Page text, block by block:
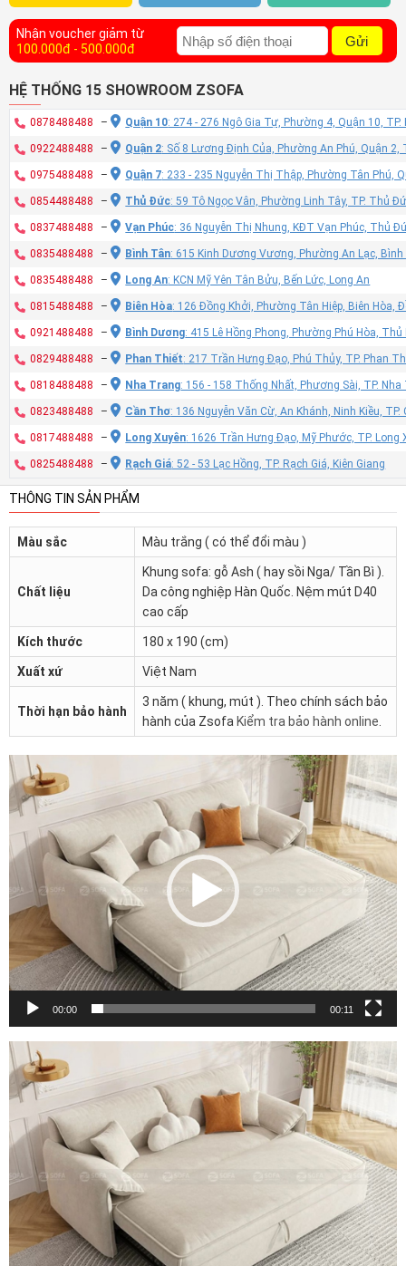
Nhận voucher giảm từ
100.000đ - 500.000đ
Gửi
HỆ THỐNG 15 SHOWROOM ZSOFA
0878488488 – Quận 10: 274 - 276 Ngô Gia Tự, Phường 4, Quận 10, TP.
0922488488 – Quận 2: Số 8 Lương Định Của, Phường An Phú, Quận 2,
0975488488 – Quận 7: 233 - 235 Nguyễn Thị Thập, Phường Tân Phú,
0854488488 – Thủ Đức: 59 Tô Ngọc Vân, Phường Linh Tây, TP. Thủ
0837488488 – Vạn Phúc: 36 Nguyễn Thị Nhung, KĐT Vạn Phúc, Thủ
0835488488 – Bình Tân: 615 Kinh Dương Vương, Phường An Lạc, Bình
0835488488 – Long An: KCN Mỹ Yên Tân Bửu, Bến Lức, Long An
0815488488 – Biên Hòa: 126 Đồng Khởi, Phường Tân Hiệp, Biên Hòa,
0921488488 – Bình Dương: 415 Lê Hồng Phong, Phường Phú Hòa,
0829488488 – Phan Thiết: 217 Trần Hưng Đạo, Phú Thủy, TP. Phan
0818488488 – Nha Trang: 156 - 158 Thống Nhất, Phương Sài, TP.
0823488488 – Cần Thơ: 136 Nguyễn Văn Cừ, An Khánh, Ninh Kiều,
0817488488 – Long Xuyên: 1626 Trần Hưng Đạo, Mỹ Phước, TP. Long
0825488488 – Rạch Giá: 52 - 53 Lạc Hồng, TP. Rạch Giá, Kiên Giang
THÔNG TIN SẢN PHẨM
Màu sắc Màu trắng ( có thể đổi màu )
Chất liệu
Khung sofa: gỗ Ash ( hay sồi Nga/ Tần Bì ).
Da công nghiệp Hàn Quốc. Nệm mút D40
cao cấp
Kích thước 180 x 190 (cm)
Xuất xứ Việt Nam
Thời hạn bảo hành
3 năm ( khung, mút ). Theo chính sách bảo
hành của Zsofa Kiểm tra bảo hành online
Trình
chơi
Video
00:00 00:11